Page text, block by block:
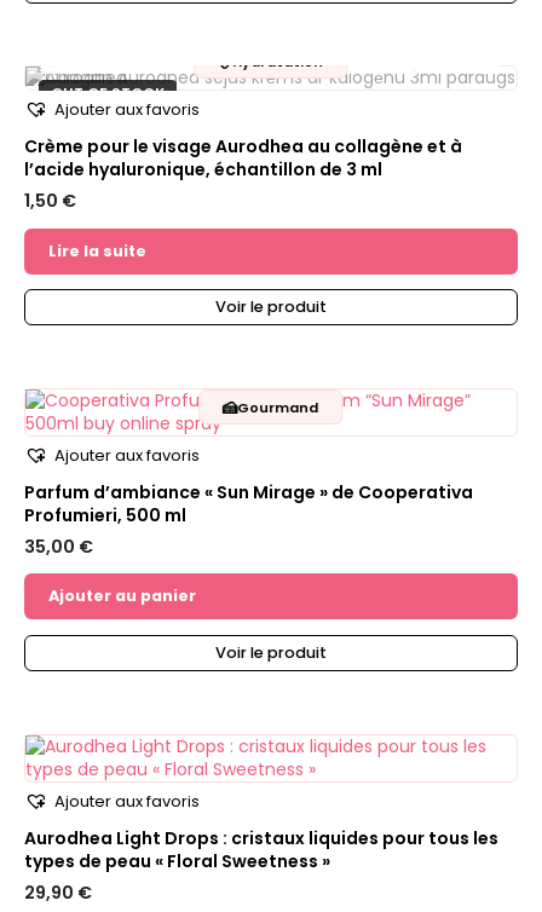
💧Hydratation
OUT OF STOCK
Ajouter aux favoris
Crème pour le visage Aurodhea au collagène et à
l’acide hyaluronique, échantillon de 3 ml
1,50 €
Lire la suite
Voir le produit
🍰Gourmand
Ajouter aux favoris
Parfum d’ambiance « Sun Mirage » de Cooperativa
Profumieri, 500 ml
35,00 €
Ajouter au panier
Voir le produit
Ajouter aux favoris
Aurodhea Light Drops : cristaux liquides pour tous les
types de peau « Floral Sweetness »
29,90 €